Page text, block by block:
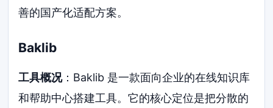
善的国产化适配方案。
Baklib
工具概况：Baklib 是一款面向企业的在线知识库
和帮助中心搭建工具。它的核心定位是把分散的